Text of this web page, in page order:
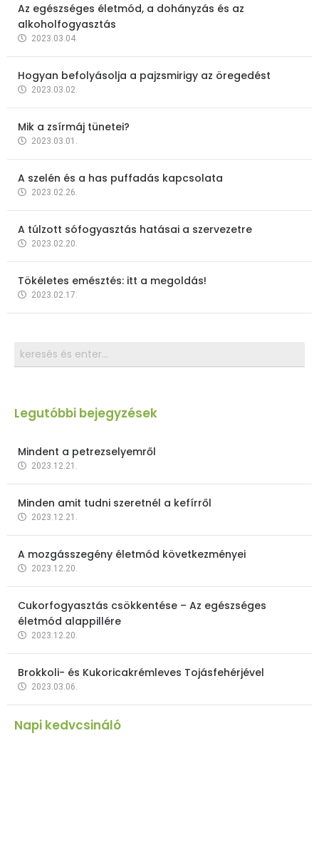
Az egészséges életmód, a dohányzás és az
alkoholfogyasztás
2023.03.04.
Hogyan befolyásolja a pajzsmirigy az öregedést
2023.03.02.
Mik a zsírmáj tünetei?
2023.03.01.
A szelén és a has puffadás kapcsolata
2023.02.26.
A túlzott sófogyasztás hatásai a szervezetre
2023.02.20.
Tökéletes emésztés: itt a megoldás!
2023.02.17.
Legutóbbi bejegyzések
Mindent a petrezselyemről
2023.12.21.
Minden amit tudni szeretnél a kefírről
2023.12.21.
A mozgásszegény életmód következményei
2023.12.20.
Cukorfogyasztás csökkentése – Az egészséges
életmód alappillére
2023.12.20.
Brokkoli- és Kukoricakrémleves Tojásfehérjével
2023.03.06.
Napi kedvcsináló